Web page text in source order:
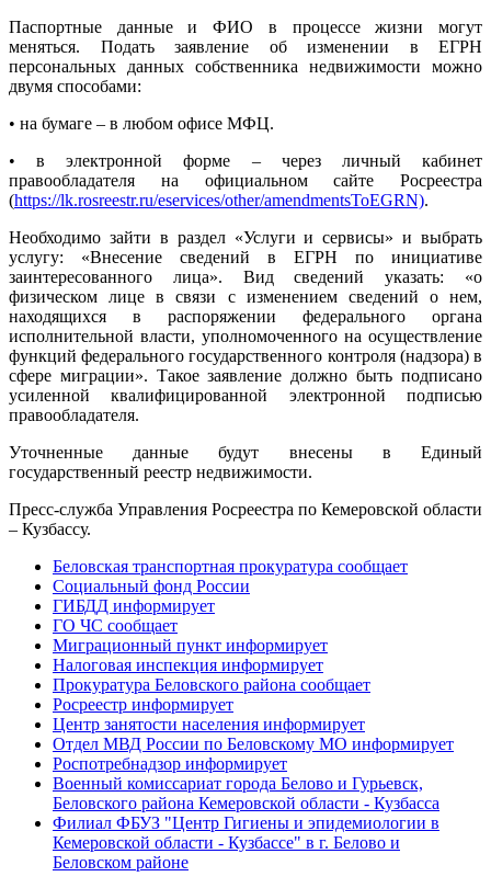
Паспортные данные и ФИО в процессе жизни могут
меняться. Подать заявление об изменении в ЕГРН
персональных данных собственника недвижимости можно
двумя способами:
• на бумаге – в любом офисе МФЦ.
• в электронной форме – через личный кабинет
правообладателя на официальном сайте Росреестра
(https://lk.rosreestr.ru/eservices/other/amendmentsToEGRN).
Необходимо зайти в раздел «Услуги и сервисы» и выбрать
услугу: «Внесение сведений в ЕГРН по инициативе
заинтересованного лица». Вид сведений указать: «о
физическом лице в связи с изменением сведений о нем,
находящихся в распоряжении федерального органа
исполнительной власти, уполномоченного на осуществление
функций федерального государственного контроля (надзора) в
сфере миграции». Такое заявление должно быть подписано
усиленной квалифицированной электронной подписью
правообладателя.
Уточненные данные будут внесены в Единый
государственный реестр недвижимости.
Пресс-служба Управления Росреестра по Кемеровской области
– Кузбассу.
Беловская транспортная прокуратура сообщает
Социальный фонд России
ГИБДД информирует
ГО ЧС сообщает
Миграционный пункт информирует
Налоговая инспекция информирует
Прокуратура Беловского района сообщает
Росреестр информирует
Центр занятости населения информирует
Отдел МВД России по Беловскому МО информирует
Роспотребнадзор информирует
Военный комиссариат города Белово и Гурьевск,
Беловского района Кемеровской области - Кузбасса
Филиал ФБУЗ "Центр Гигиены и эпидемиологии в
Кемеровской области - Кузбассе" в г. Белово и
Беловском районе